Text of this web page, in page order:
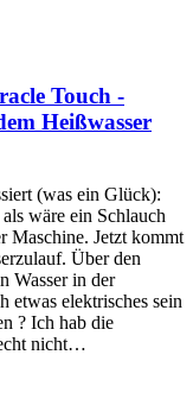
Touch -
Heißwasser
(was ein Glück):
wäre ein Schlauch
Maschine. Jetzt kommt
Über den
Wasser in der
etwas elektrisches sein
? Ich hab die
nicht…